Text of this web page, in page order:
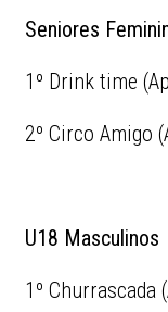
Seniores
1º Drink time
2º Circo Amigo
U18 Masculinos
1º Churrascada